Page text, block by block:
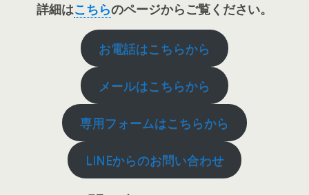
詳細はこちらのページからご覧ください。
お電話はこちらから
メールはこちらから
専用フォームはこちらから
LINEからのお問い合わせ